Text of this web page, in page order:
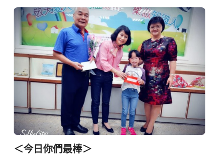
＜今日你們最棒＞